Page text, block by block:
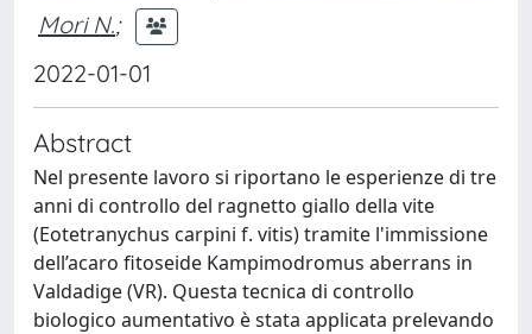
Mori N.;
2022-01-01
Abstract
Nel presente lavoro si riportano le esperienze di tre
anni di controllo del ragnetto giallo della vite
(Eotetranychus carpini f. vitis) tramite l'immissione
dell’acaro fitoseide Kampimodromus aberrans in
Valdadige (VR). Questa tecnica di controllo
biologico aumentativo è stata applicata prelevando